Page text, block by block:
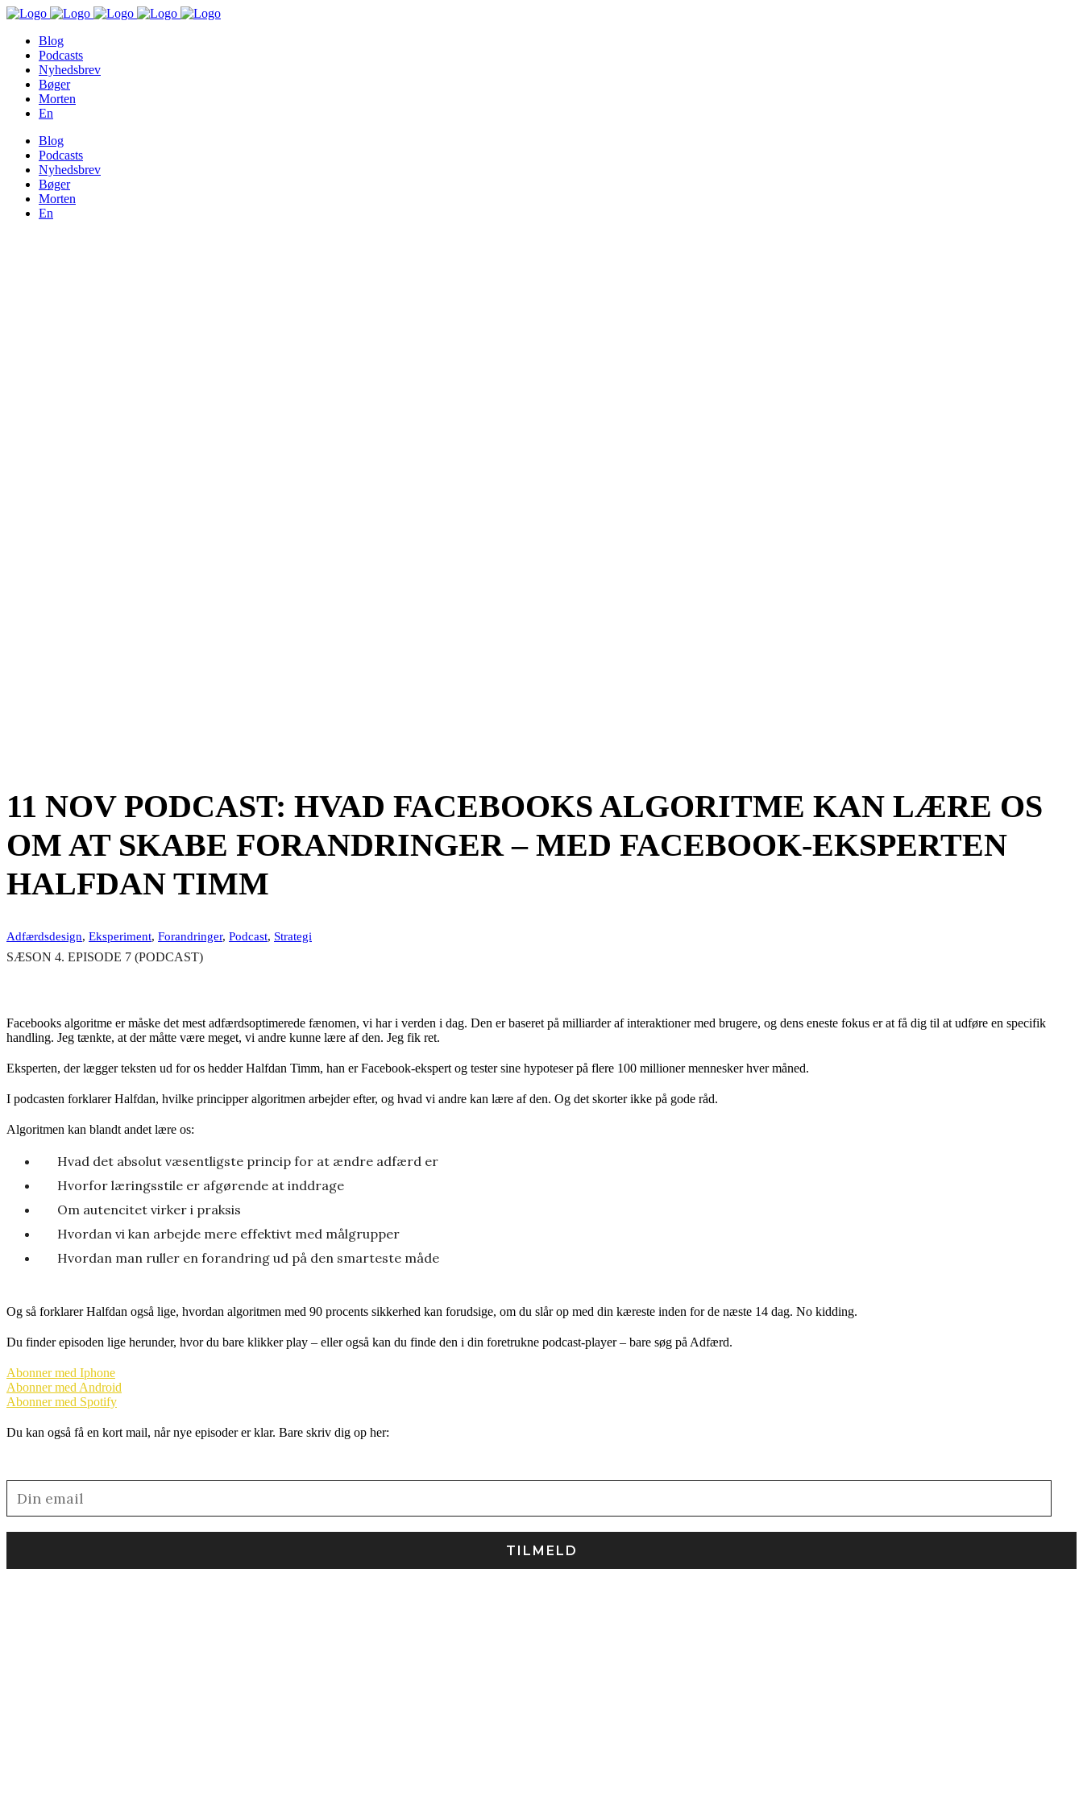
Blog
Podcasts
Nyhedsbrev
Bøger
Morten
En
Blog
Podcasts
Nyhedsbrev
Bøger
Morten
En
11 NOVPODCAST: HVAD FACEBOOKS ALGORITME KAN LÆRE OS
OM AT SKABE FORANDRINGER – MED FACEBOOK-EKSPERTEN
HALFDAN TIMM
Adfærdsdesign, Eksperiment, Forandringer, Podcast, Strategi
SÆSON 4. EPISODE 7 (PODCAST)
Facebooks algoritme er måske det mest adfærdsoptimerede fænomen, vi har i verden i dag. Den er baseret på milliarder af interaktioner med brugere, og dens eneste fokus er at få dig til at udføre en specifik
handling. Jeg tænkte, at der måtte være meget, vi andre kunne lære af den. Jeg fik ret.
Eksperten, der lægger teksten ud for os hedder Halfdan Timm, han er Facebook-ekspert og tester sine hypoteser på flere 100 millioner mennesker hver måned.
I podcasten forklarer Halfdan, hvilke principper algoritmen arbejder efter, og hvad vi andre kan lære af den. Og det skorter ikke på gode råd.
Algoritmen kan blandt andet lære os:
Hvad det absolut væsentligste princip for at ændre adfærd er
Hvorfor læringsstile er afgørende at inddrage
Om autencitet virker i praksis
Hvordan vi kan arbejde mere effektivt med målgrupper
Hvordan man ruller en forandring ud på den smarteste måde
Og så forklarer Halfdan også lige, hvordan algoritmen med 90 procents sikkerhed kan forudsige, om du slår op med din kæreste inden for de næste 14 dag. No kidding.
Du finder episoden lige herunder, hvor du bare klikker play – eller også kan du finde den i din foretrukne podcast-player – bare søg på Adfærd.
Abonner med Iphone
Abonner med Android
Abonner med Spotify
Du kan også få en kort mail, når nye episoder er klar. Bare skriv dig op her: